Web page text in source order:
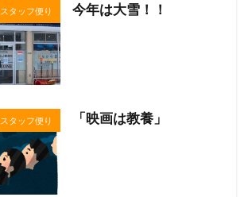
スタッフ便り 今年は大雪！！
スタッフ便り 「映画は教養」